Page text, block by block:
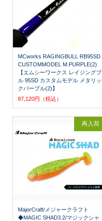
MCworks RAGINGBULL RB95SD
CUSTOMMODEL M.PURPLE(2)
【エムシーワークス レイジングブ
ル 95SD カスタムモデル メタリッ
クパープル(2)】
87,120円（税込）
MajorCraft/メジャークラフト
◆MAGIC SHAD3.2/マジックシャ
再入荷